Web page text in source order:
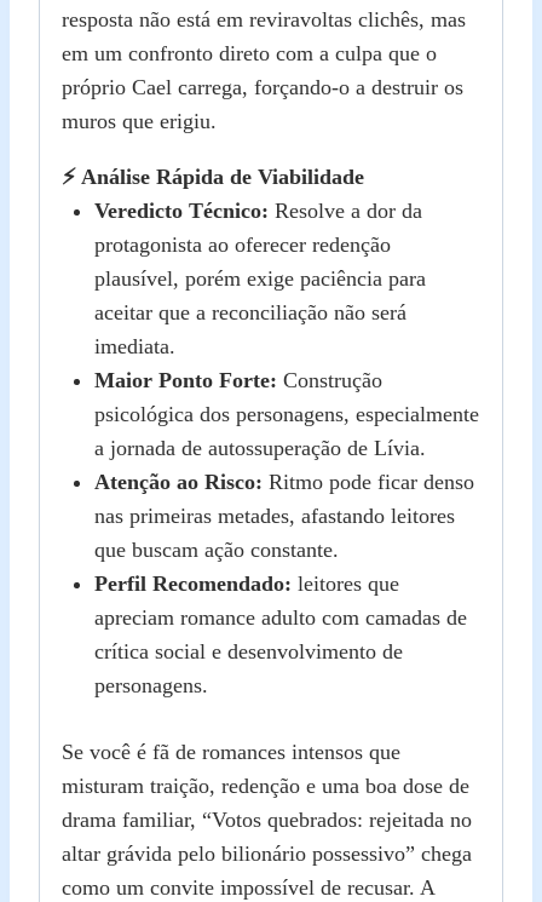
resposta não está em reviravoltas clichês, mas
em um confronto direto com a culpa que o
próprio Cael carrega, forçando‑o a destruir os
muros que erigiu.
⚡ Análise Rápida de Viabilidade
Veredicto Técnico: Resolve a dor da
protagonista ao oferecer redenção
plausível, porém exige paciência para
aceitar que a reconciliação não será
imediata.
Maior Ponto Forte: Construção
psicológica dos personagens, especialmente
a jornada de autossuperação de Lívia.
Atenção ao Risco: Ritmo pode ficar denso
nas primeiras metades, afastando leitores
que buscam ação constante.
Perfil Recomendado: leitores que
apreciam romance adulto com camadas de
crítica social e desenvolvimento de
personagens.
Se você é fã de romances intensos que
misturam traição, redenção e uma boa dose de
drama familiar, “Votos quebrados: rejeitada no
altar grávida pelo bilionário possessivo” chega
como um convite impossível de recusar. A